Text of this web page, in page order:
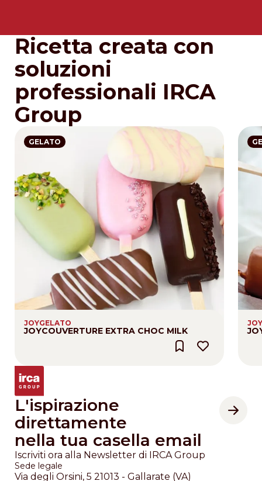
Ricetta creata con
soluzioni
professionali IRCA
Group
GELATO
JOYGELATO
JOYCOUVERTURE EXTRA CHOC MILK
L'ispirazione
direttamente
nella tua casella email
Iscriviti ora alla Newsletter di IRCA Group
Sede legale
Via degli Orsini, 5 21013 - Gallarate (VA)